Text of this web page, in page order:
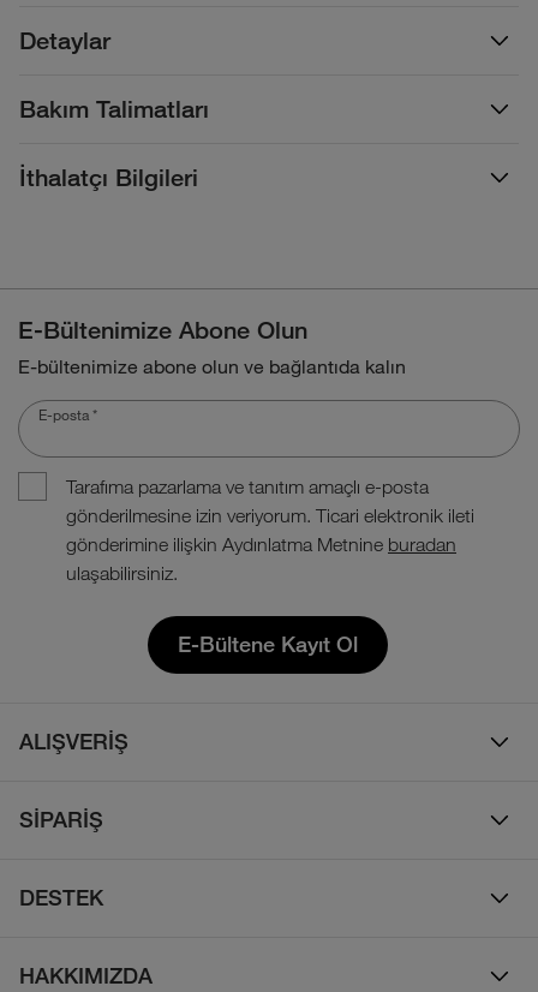
Detaylar
Bakım Talimatları
İthalatçı Bilgileri
E-Bültenimize Abone Olun
E-bültenimize abone olun ve bağlantıda kalın
E-posta *
Tarafıma pazarlama ve tanıtım amaçlı e-posta
gönderilmesine izin veriyorum. Ticari elektronik ileti
gönderimine ilişkin Aydınlatma Metnine buradan
ulaşabilirsiniz.
E-Bültene Kayıt Ol
ALIŞVERİŞ
Çocuk
SİPARİŞ
İade Politikası
DESTEK
HAKKIMIZDA